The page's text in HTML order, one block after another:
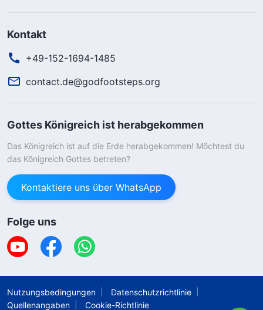
Kontakt
+49-152-1694-1485
contact.de@godfootsteps.org
Gottes Königreich ist herabgekommen
Das Königreich ist auf die Erde herabgekommen! Möchtest du
das Königreich Gottes betreten?
Kontaktiere uns über WhatsApp
Folge uns
Nutzungsbedingungen
Datenschutzrichtlinie
Quellenangaben
Cookie-Richtlinie